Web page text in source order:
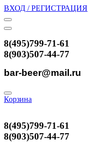
ВХОД / РЕГИСТРАЦИЯ
8(495)799-71-61
8(903)507-44-77
bar-beer@mail.ru
Корзина
8(495)799-71-61
8(903)507-44-77